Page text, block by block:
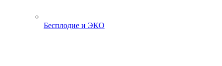
Бесплодие и ЭКО